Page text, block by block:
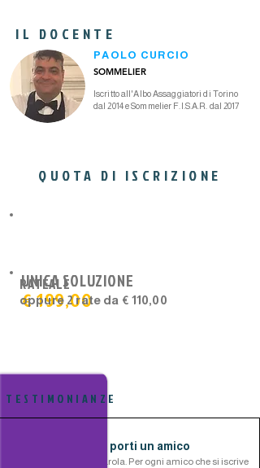
IL DOCENTE
PAOLO CURCIO
SOMMELIER
Iscritto all'Albo Assaggiatori di Torino
dal 2014 e Sommelier F.I.S.A.R. dal 2017
QUOTA DI ISCRIZIONE
UNICA SOLUZIONE
€ 199,00
RATEALE
oppure 2 rate da € 110,00
20€ di sconto se porti un amico
Premiamo il passaparola. Per ogni amico che si iscrive
TESTIMONIANZE